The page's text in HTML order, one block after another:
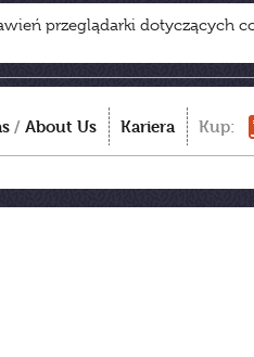
przeglądarki dotyczących
/ About Us Kariera Kup: